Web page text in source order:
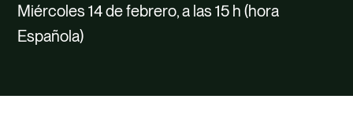
Miércoles 14 de febrero, a las 15 h (hora
Española)